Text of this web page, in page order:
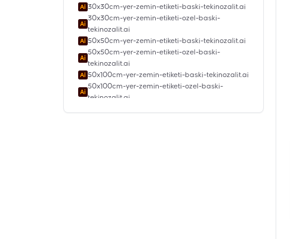
30x30cm-yer-zemin-etiketi-baski-tekinozalit.ai
30x30cm-yer-zemin-etiketi-ozel-baski-
tekinozalit.ai
50x50cm-yer-zemin-etiketi-baski-tekinozalit.ai
50x50cm-yer-zemin-etiketi-ozel-baski-
tekinozalit.ai
50x100cm-yer-zemin-etiketi-baski-tekinozalit.ai
50x100cm-yer-zemin-etiketi-ozel-baski-
tekinozalit.ai